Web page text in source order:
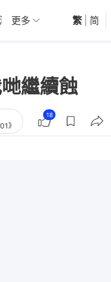
01深圳 觀點
更多 繁 简
繼續蝕
》
18